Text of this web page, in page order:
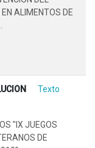
EN ALIMENTOS DE
Texto
"IX JUEGOS
DE